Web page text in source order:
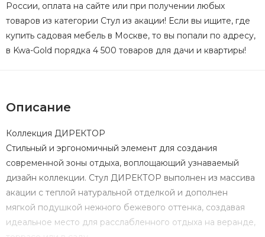
России, оплата на сайте или при получении любых
товаров из категории Стул из акации! Если вы ищите, где
купить садовая мебель в Москве, то вы попали по адресу,
в Kwa-Gold порядка 4 500 товаров для дачи и квартиры!
Описание
Коллекция ДИРЕКТОР
Стильный и эргономичный элемент для создания
современной зоны отдыха, воплощающий узнаваемый
дизайн коллекции. Стул ДИРЕКТОР выполнен из массива
акации с теплой натуральной отделкой и дополнен
мягкой подушкой нежного бежевого оттенка, создавая
идеальное место для расслабленного отдыха на веранде,